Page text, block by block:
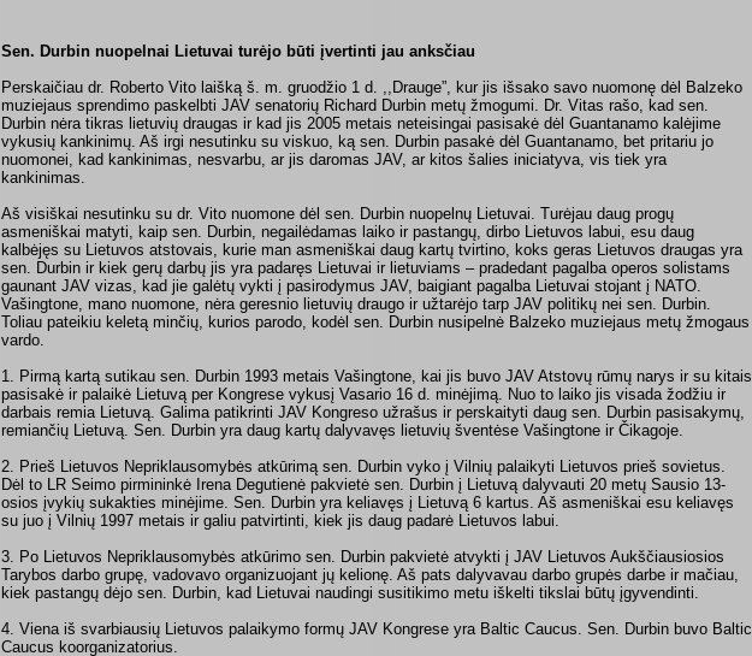
Sen. Durbin nuopelnai Lietuvai turėjo būti įvertinti jau anksčiau
Perskaičiau dr. Roberto Vito laišką š. m. gruodžio 1 d. ,,Drauge”, kur jis išsako savo nuomonę dėl Balzeko
muziejaus sprendimo paskelbti JAV senatorių Richard Durbin metų žmogumi. Dr. Vitas rašo, kad sen.
Durbin nėra tikras lietuvių draugas ir kad jis 2005 metais neteisingai pasisakė dėl Guantanamo kalėjime
vykusių kankinimų. Aš irgi nesutinku su viskuo, ką sen. Durbin pasakė dėl Guantanamo, bet pritariu jo
nuomonei, kad kankinimas, nesvarbu, ar jis daromas JAV, ar kitos šalies iniciatyva, vis tiek yra
kankinimas.
Aš visiškai nesutinku su dr. Vito nuomone dėl sen. Durbin nuopelnų Lietuvai. Turėjau daug progų
asmeniškai matyti, kaip sen. Durbin, negailėdamas laiko ir pastangų, dirbo Lietuvos labui, esu daug
kalbėjęs su Lietuvos atstovais, kurie man asmeniškai daug kartų tvirtino, koks geras Lietuvos draugas yra
sen. Durbin ir kiek gerų darbų jis yra padaręs Lietuvai ir lietuviams – pradedant pagalba operos solistams
gaunant JAV vizas, kad jie galėtų vykti į pasirodymus JAV, baigiant pagalba Lietuvai stojant į NATO.
Vašingtone, mano nuomone, nėra geresnio lietuvių draugo ir užtarėjo tarp JAV politikų nei sen. Durbin.
Toliau pateikiu keletą minčių, kurios parodo, kodėl sen. Durbin nusipelnė Balzeko muziejaus metų žmogaus
vardo.
1. Pirmą kartą sutikau sen. Durbin 1993 metais Vašingtone, kai jis buvo JAV Atstovų rūmų narys ir su kitais
pasisakė ir palaikė Lietuvą per Kongrese vykusį Vasario 16 d. minėjimą. Nuo to laiko jis visada žodžiu ir
darbais remia Lietuvą. Galima patikrinti JAV Kongreso užrašus ir perskaityti daug sen. Durbin pasisakymų,
remiančių Lietuvą. Sen. Durbin yra daug kartų dalyvavęs lietuvių šventėse Vašingtone ir Čikagoje.
2. Prieš Lietuvos Nepriklausomybės atkūrimą sen. Durbin vyko į Vilnių palaikyti Lietuvos prieš sovietus.
Dėl to LR Seimo pirmininkė Irena Degutienė pakvietė sen. Durbin į Lietuvą dalyvauti 20 metų Sausio 13-
osios įvykių sukakties minėjime. Sen. Durbin yra keliavęs į Lietuvą 6 kartus. Aš asmeniškai esu keliavęs
su juo į Vilnių 1997 metais ir galiu patvirtinti, kiek jis daug padarė Lietuvos labui.
3. Po Lietuvos Nepriklausomybės atkūrimo sen. Durbin pakvietė atvykti į JAV Lietuvos Aukščiausiosios
Tarybos darbo grupę, vadovavo organizuojant jų kelionę. Aš pats dalyvavau darbo grupės darbe ir mačiau,
kiek pastangų dėjo sen. Durbin, kad Lietuvai naudingi susitikimo metu iškelti tikslai būtų įgyvendinti.
4. Viena iš svarbiausių Lietuvos palaikymo formų JAV Kongrese yra Baltic Caucus. Sen. Durbin buvo Baltic
Caucus koorganizatorius.